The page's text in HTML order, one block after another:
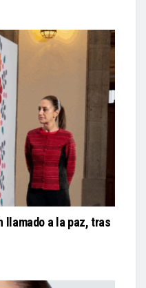
llamado a la paz, tras